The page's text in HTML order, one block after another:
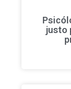
justo